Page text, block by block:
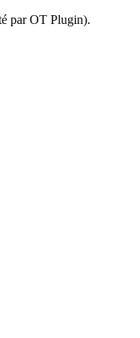
par OT Plugin).